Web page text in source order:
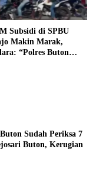
Subsidi di SPBU
Makin Marak,
“Polres Buton
Sudah Periksa 7
Buton, Kerugian